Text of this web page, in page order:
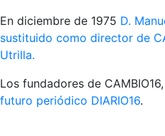
En diciembre de 1975 D.
sustituido como director de
Utrilla.
Los fundadores de CAMBIO16,
futuro periódico DIARIO16.